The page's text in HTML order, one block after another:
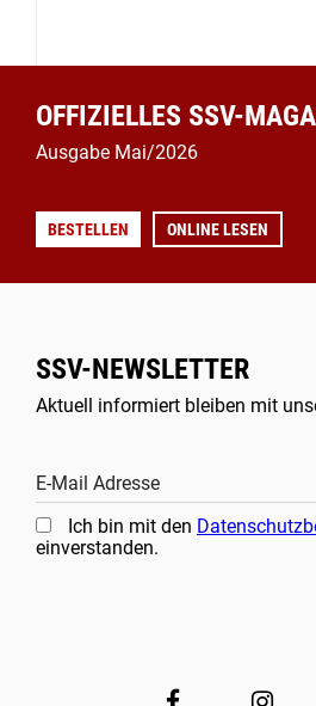
OFFIZIELLES SSV-
Ausgabe Mai/2026
BESTELLEN ONLINE LESEN
SSV-NEWSLETTER
Aktuell informiert bleiben mit
E-Mail Adresse
Ich bin mit den
einverstanden.